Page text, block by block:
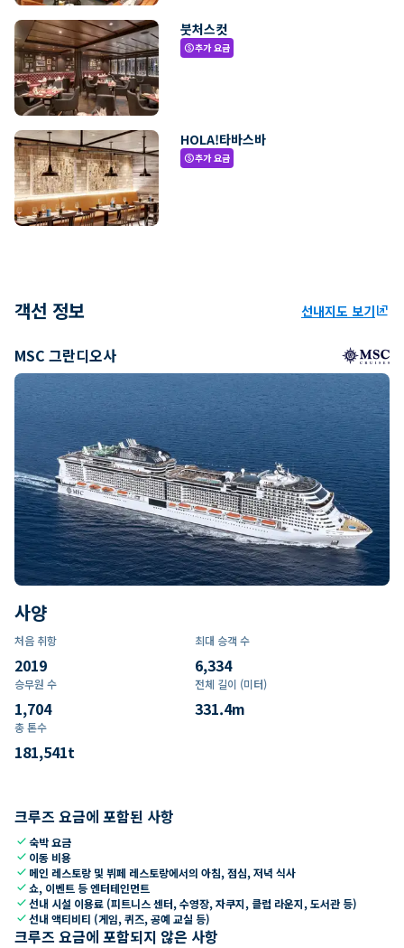
붓처스컷
paid추가 요금
HOLA!타바스바
paid추가 요금
객선 정보 선내지도 보기ungroup
MSC 그란디오사
사양
처음 취항
2019
최대 승객 수
6,334
승무원 수
1,704
전체 길이 (미터)
331.4m
총 톤수
181,541t
크루즈 요금에 포함된 사항
check숙박 요금
check 이동 비용
check 메인 레스토랑 및 뷔페 레스토랑에서의 아침, 점심, 저녁 식사
check쇼, 이벤트 등 엔터테인먼트
check선내 시설 이용료 (피트니스 센터, 수영장, 자쿠지, 클럽 라운지, 도서관 등)
check선내 액티비티 (게임, 퀴즈, 공예 교실 등)
크루즈 요금에 포함되지 않은 사항